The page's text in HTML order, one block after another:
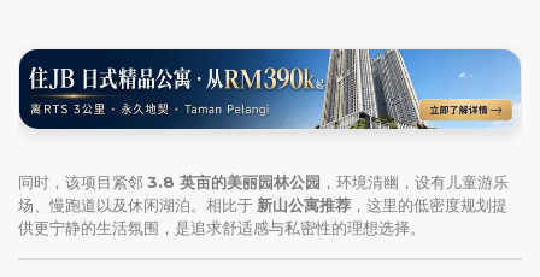
同时，该项目紧邻 3.8 英亩的美丽园林公园 ，环境清幽，设有儿童游乐
场、慢跑道以及休闲湖泊。相比于新山公寓推荐 ，这里的低密度规划提
供更宁静的生活氛围，是追求舒适感与私密性的理想选择。